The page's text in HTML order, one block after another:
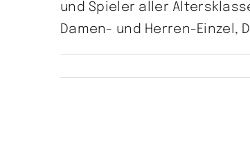
und Spieler aller
Damen- und Herren-Einzel,